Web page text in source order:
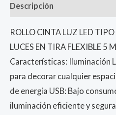
Descripción
ROLLO CINTA LUZ LED
LUCES EN TIRA FLEXIBLE 5
Características: Iluminación
para decorar cualquier
de energía USB: Bajo
iluminación eficiente y